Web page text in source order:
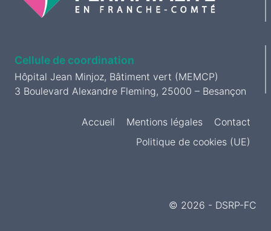
Cellule de coordination
Hôpital Jean Minjoz, Bâtiment vert (MEMCP)
3 Boulevard Alexandre Fleming, 25000 – Besançon
Accueil Mentions légales
Contact
Politique de cookies (UE)
© 2026 - DSRP-FC